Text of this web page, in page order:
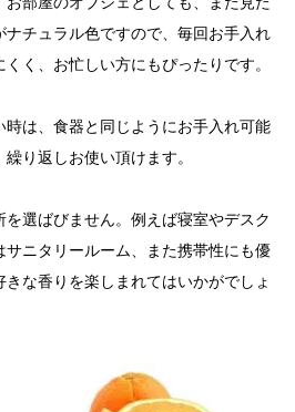
チュラル色ですので、毎回お手入れ
く、お忙しい方にもぴったりです。
時は、食器と同じようにお手入れ可能
り返しお使い頂けます。
選ばびません。例えば寝室やデスク
ニタリールーム、また携帯性にも優
な香りを楽しまれてはいかがでしょ